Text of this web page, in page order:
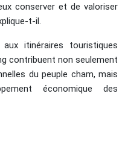
conserver et de valoriser
t-il.
itinéraires touristiques
contribuent non seulement
du peuple cham, mais
économique des